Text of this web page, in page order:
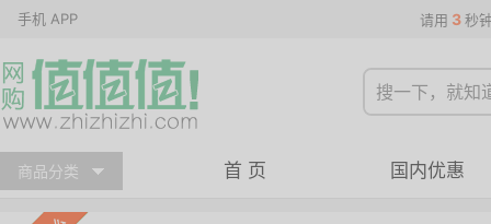
手机 APP 请用 3 秒
商品分类 首 页 国内优惠